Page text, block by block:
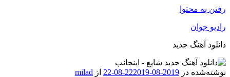
رفتن به محتوا
رادیو جوان
دانلود آهنگ جدید
نوشته‌شده در 2019-08-22
2019-08-22 از milad